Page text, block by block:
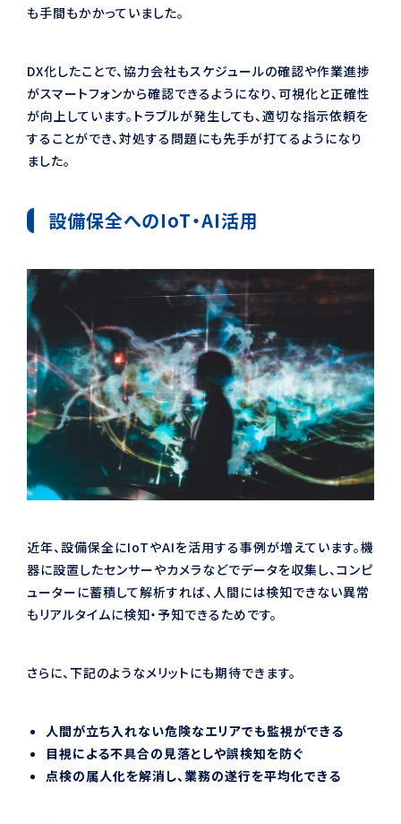
も手間もかかっていました。
DX化したことで、協力会社もスケジュールの確認や作業進捗
がスマートフォンから確認できるようになり、可視化と正確性
が向上しています。トラブルが発生しても、適切な指示依頼を
することができ、対処する問題にも先手が打てるようになり
ました。
設備保全へのIoT・AI活用
近年、設備保全にIoTやAIを活用する事例が増えています。機
器に設置したセンサーやカメラなどでデータを収集し、コンピ
ューターに蓄積して解析すれば、人間には検知できない異常
もリアルタイムに検知・予知できるためです。
さらに、下記のようなメリットにも期待できます。
人間が立ち入れない危険なエリアでも監視ができる
目視による不具合の見落としや誤検知を防ぐ
点検の属人化を解消し、業務の遂行を平均化できる